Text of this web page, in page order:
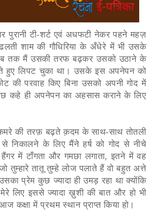
पुरानी टी-शर्ट एवं अधफटी नेकर पहने महज़
शाम की गौधिरिया के अँधेरे में भी उसके
तक मैं उसकी तरफ बढ़कर उसको उठाने के
हुए लिपट चुका था। उसके इस अपनेपन को
परवाह किए बिना उसको अपनी गोद में
कहे ही अपनेपन का अहसास कराने के लिए
की तरफ़ बढ़ते क़दम के साथ-साथ तोतली
निकालने के लिए मैंने हर्ष को गोद से नीचे
में टाँगता और गमछा लगाता, इतने में वह
तातू तुम्हे लोज पलाते हैं वो बहुत अत्ते
प्रेम कुछ ज्यादा ही उमड़ रहा था क्योंकि
लिए इससे ज्यादा ख़ुशी की बात और हो भी
कक्षा में प्रथम स्थान प्राप्त किया हो।